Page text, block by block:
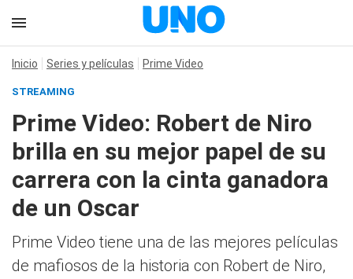
Inicio Series y películas Prime Video
STREAMING
Prime Video: Robert de Niro
brilla en su mejor papel de su
carrera con la cinta ganadora
de un Oscar
Prime Video tiene una de las mejores películas
de mafiosos de la historia con Robert de Niro,